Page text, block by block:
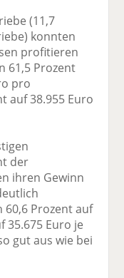
(11,7
konnten
profitieren
61,5 Prozent
pro
auf 38.955 Euro
der
ihren Gewinn
60,6 Prozent auf
35.675 Euro je
gut aus wie bei